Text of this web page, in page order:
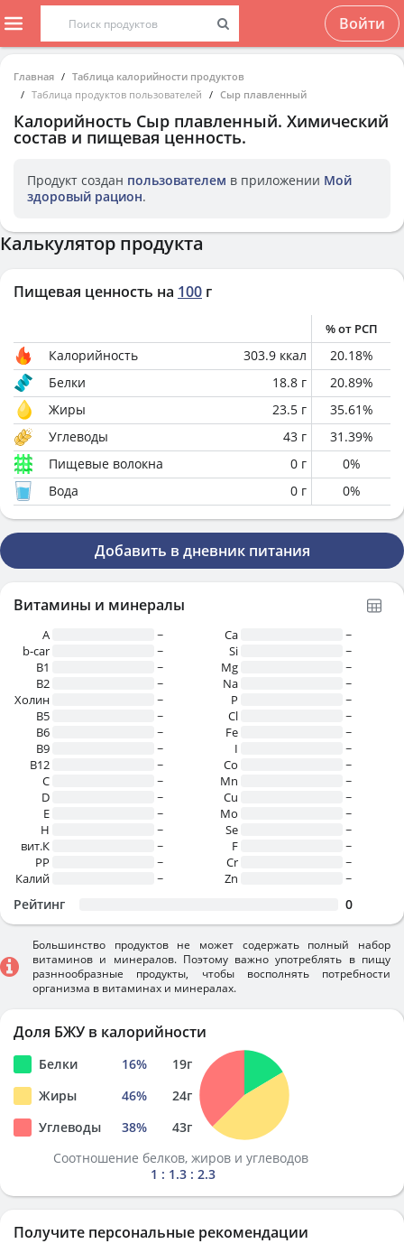
Войти
Главная
Таблица калорийности продуктов
Таблица продуктов пользователей
Сыр плавленный
Калорийность Сыр плавленный. Химический
состав и пищевая ценность.
Продукт создан пользователем в приложении Мой
здоровый рацион.
Калькулятор продукта
Пищевая ценность на 100 г
% от РСП
Калорийность 303.9 ккал 20.18%
Белки
18.8 г 20.89%
Жиры
23.5 г 35.61%
Углеводы
43 г 31.39%
Пищевые волокна
0 г 0%
Вода
0 г 0%
Добавить в дневник питания
Витамины и минералы
A
~
b-car
~
В1
~
B2
~
Холин
~
B5
~
B6
~
B9
~
B12
~
C
~
D
~
E
~
H
~
вит.К
~
PP
~
Калий
~
Ca
~
Si
~
Mg
~
Na
~
P
~
Cl
~
Fe
~
I
~
Co
~
Mn
~
Cu
~
Mo
~
Se
~
F
~
Cr
~
Zn
~
Рейтинг 0
Большинство продуктов не может содержать полный набор
витаминов и минералов. Поэтому важно употреблять в пищу
разннообразные продукты, чтобы восполнять потребности
организма в витаминах и минералах.
Доля БЖУ в калорийности
Белки 16% 19г
Жиры
46% 24г
Углеводы
38% 43г
Соотношение белков, жиров и углеводов
1 : 1.3 : 2.3
Получите персональные рекомендации